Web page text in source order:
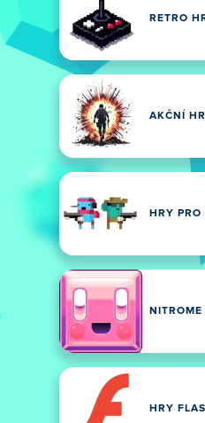
RETRO
AKČNÍ
HRY PRO
NITROME
HRY